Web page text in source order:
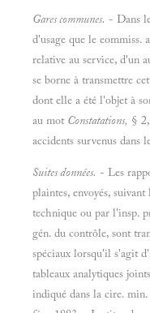
Gares communes. - Dans
d'usage que le eommiss.
relative au service, d'un
se borne à transmettre
dont elle a été l'objet à
au mot Constatations, §
accidents survenus dans
Suites données. - Les
plaintes, envoyés,
technique ou par l'insp.
gén. du contrôle, sont
spéciaux lorsqu'il s'agit
tableaux analytiques
indiqué dans la cire.